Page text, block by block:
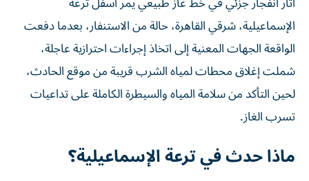
الإسماعيلية، شرقي القاهرة، حالة من الاستنفار، بعدما دفعت
الواقعة الجهات المعنية إلى اتخاذ إجراءات احترازية عاجلة،
شملت إغلاق محطات لمياه الشرب قريبة من موقع الحادث،
لحين التأكد من سلامة المياه والسيطرة الكاملة على تداعيات
تسرب الغاز.
ماذا حدث في ترعة الإسماعيلية؟